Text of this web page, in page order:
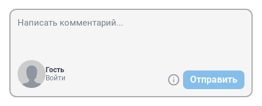
Гость
Войти
Отправить